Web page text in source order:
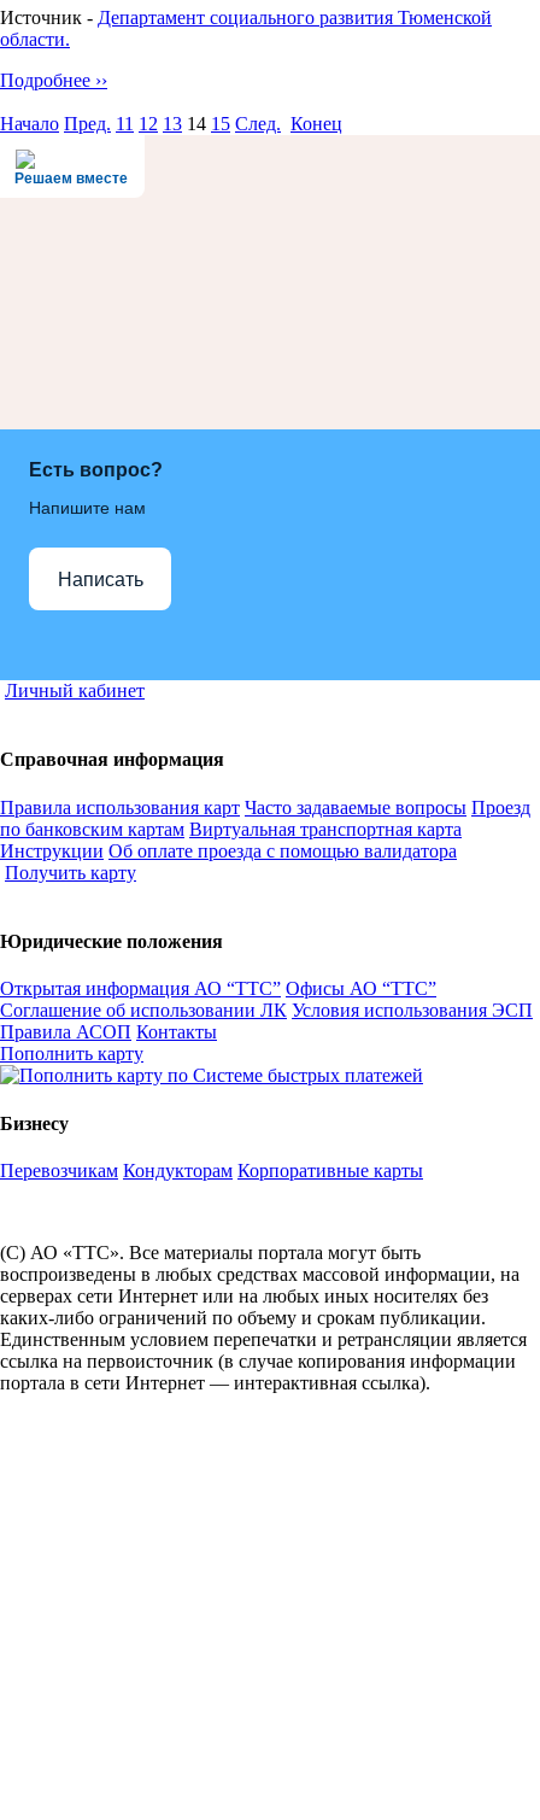
Источник - Департамент социального развития Тюменской
области.
Подробнее ››
Начало Пред. 11 12 13 14 15 След. Конец
Решаем вместе
Есть вопрос?
Напишите нам
Написать
Личный кабинет
Справочная информация
Правила использования карт Часто задаваемые вопросы Проезд
по банковским картам Виртуальная транспортная карта
Инструкции Об оплате проезда с помощью валидатора
Получить карту
Юридические положения
Открытая информация АО “ТТС” Офисы АО “ТТС”
Соглашение об использовании ЛК Условия использования ЭСП
Правила АСОП Контакты
Пополнить карту
Бизнесу
Перевозчикам Кондукторам Корпоративные карты
(С) АО «ТТС». Все материалы портала могут быть
воспроизведены в любых средствах массовой информации, на
серверах сети Интернет или на любых иных носителях без
каких-либо ограничений по объему и срокам публикации.
Единственным условием перепечатки и ретрансляции является
ссылка на первоисточник (в случае копирования информации
портала в сети Интернет — интерактивная ссылка).